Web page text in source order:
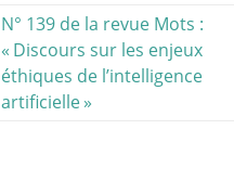
N° 139 de la revue Mots :
« Discours sur les enjeux
éthiques de l’intelligence
artificielle»